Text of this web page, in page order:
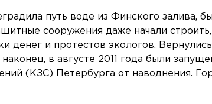
путь воде из Финского залива,
сооружения даже начали
денег и протестов экологов.
в августе 2011 года были
(КЗС) Петербурга от наводнения.